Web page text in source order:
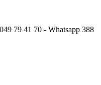
79 41 70 - Whatsapp 388